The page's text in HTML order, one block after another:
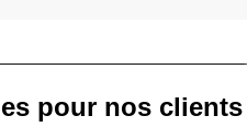
pour nos clients